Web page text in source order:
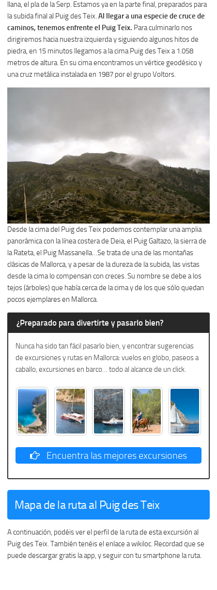
llana, el pla de la Serp. Estamos ya en la parte final, preparados para
la subida final al Puig des Teix. Al llegar a una especie de cruce de
caminos, tenemos enfrente el Puig Teix. Para culminarlo nos
dirigiremos hacia nuestra izquierda y siguiendo algunos hitos de
piedra, en 15 minutos llegamos a la cima Puig des Teix a 1.058
metros de altura. En su cima encontramos un vértice geodésico y
una cruz metálica instalada en 1987 por el grupo Voltors.
Desde la cima del Puig des Teix podemos contemplar una amplia
panorámica con la línea costera de Deia, el Puig Galtazo, la sierra de
la Rateta, el Puig Massanella…Se trata de una de las montañas
clásicas de Mallorca, y a pesar de la dureza de la subida, las vistas
desde la cima lo compensan con creces. Su nombre se debe a los
tejos (árboles) que había cerca de la cima y de los que sólo quedan
pocos ejemplares en Mallorca.
¿Preparado para divertirte y pasarlo bien?
Nunca ha sido tan fácil pasarlo bien, y encontrar sugerencias
de excursiones y rutas en Mallorca: vuelos en globo, paseos a
caballo, excursiones en barco… todo al alcance de un click.
Encuentra las mejores excursiones
Mapa de la ruta al Puig des Teix
A continuación, podéis ver el perfil de la ruta de esta excursión al
Puig des Teix. También tenéis el enlace a wikiloc. Recordad que se
puede descargar gratis la app, y seguir con tu smartphone la ruta.